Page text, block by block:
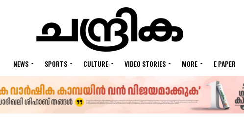
NEWS SPORTS CULTURE VIDEO STORIES MORE E PAPER